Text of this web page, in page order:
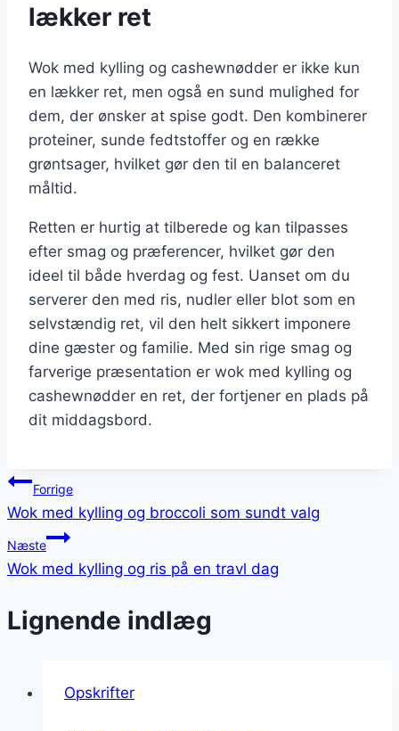
lækker ret
Wok med kylling og cashewnødder er ikke kun
en lækker ret, men også en sund mulighed for
dem, der ønsker at spise godt. Den kombinerer
proteiner, sunde fedtstoffer og en række
grøntsager, hvilket gør den til en balanceret
måltid.
Retten er hurtig at tilberede og kan tilpasses
efter smag og præferencer, hvilket gør den
ideel til både hverdag og fest. Uanset om du
serverer den med ris, nudler eller blot som en
selvstændig ret, vil den helt sikkert imponere
dine gæster og familie. Med sin rige smag og
farverige præsentation er wok med kylling og
cashewnødder en ret, der fortjener en plads på
dit middagsbord.
Indlægsnavigation
Forrige
Wok med kylling og broccoli som sundt valg
Næste
Wok med kylling og ris på en travl dag
Lignende indlæg
Opskrifter